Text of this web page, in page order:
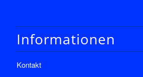
Informationen
Kontakt